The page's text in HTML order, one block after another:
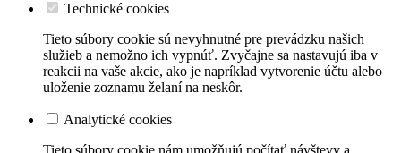
Technické cookies
Tieto súbory cookie sú nevyhnutné pre prevádzku našich
služieb a nemožno ich vypnúť. Zvyčajne sa nastavujú iba v
reakcii na vaše akcie, ako je napríklad vytvorenie účtu alebo
uloženie zoznamu želaní na neskôr.
Analytické cookies